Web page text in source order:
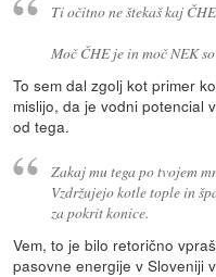
Ti očitno ne štekaš kaj
Moč ČHE je in moč NEK
To sem dal zgolj kot primer
mislijo, da je vodni potencial
od tega.
Zakaj mu tega po tvojem
Vzdržujejo kotle tople in
za pokrit konice.
Vem, to je bilo retorično
pasovne energije v Sloveniji